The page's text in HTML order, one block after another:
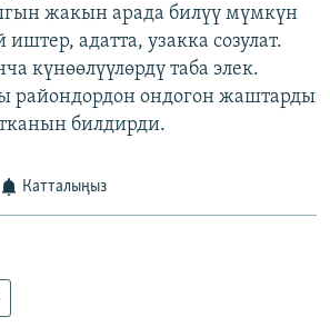
жакын арада билүү мүмкүн
адатта, узакка созулат.
күнөөлүүлөрдү таба элек.
райондордон ондогон жаштарды
билдирди.
Катталыңыз